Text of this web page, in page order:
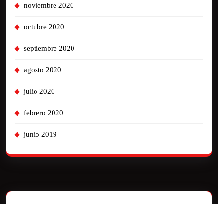
noviembre 2020
octubre 2020
septiembre 2020
agosto 2020
julio 2020
febrero 2020
junio 2019